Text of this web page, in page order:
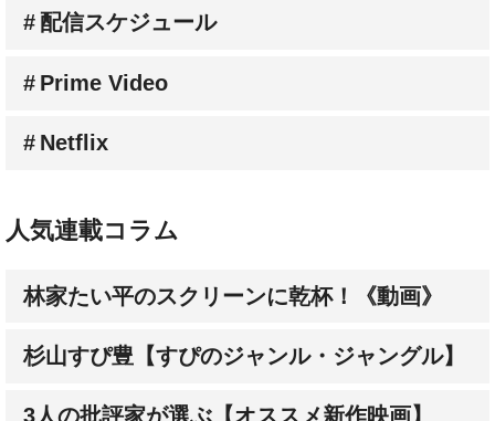
Prime Video
Netflix
林家たい平のスクリーンに乾杯！《動画》
杉山すぴ豊【すぴのジャンル・ジャングル】
3人の批評家が選ぶ【オススメ新作映画】